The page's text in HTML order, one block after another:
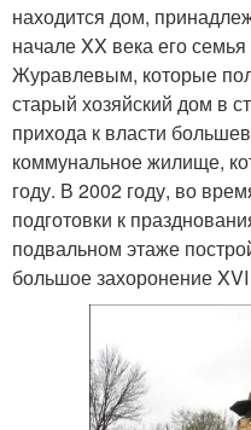
находится дом,
начале XX века его
Журавлевым, которые
старый хозяйский дом в
прихода к власти
коммунальное жилище,
году. В 2002 году, во
подготовки к
подвальном этаже
большое захоронение